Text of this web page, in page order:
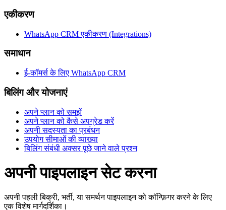
एकीकरण
WhatsApp CRM एकीकरण (Integrations)
समाधान
ई-कॉमर्स के लिए WhatsApp CRM
बिलिंग और योजनाएं
अपने प्लान को समझें
अपने प्लान को कैसे अपग्रेड करें
अपनी सदस्यता का प्रबंधन
उपयोग सीमाओं की व्याख्या
बिलिंग संबंधी अक्सर पूछे जाने वाले प्रश्न
अपनी पाइपलाइन सेट करना
अपनी पहली बिक्री, भर्ती, या समर्थन पाइपलाइन को कॉन्फ़िगर करने के लिए
एक विशेष मार्गदर्शिका।